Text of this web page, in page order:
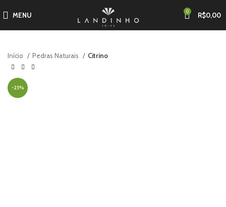
MENU 0 R$0,00
Início Pedras Naturais Citrino
-25%
-35%
-45%